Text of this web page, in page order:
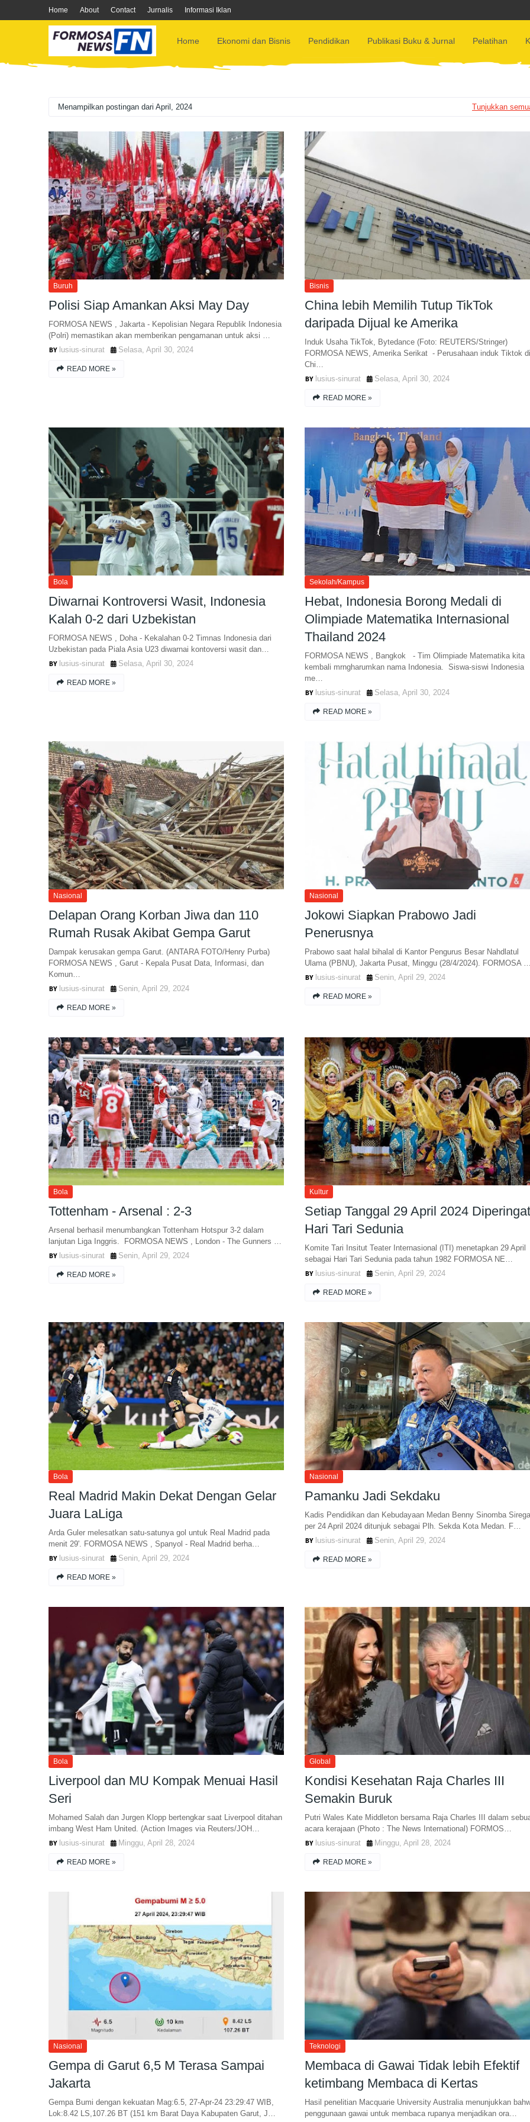
Home About Contact Jurnalis Informasi Iklan
Home Ekonomi dan Bisnis Pendidikan Publikasi Buku & Jurnal Pelatihan
Menampilkan postingan dari April, 2024 Tunjukkan
Buruh
Polisi Siap Amankan Aksi May Day
FORMOSA NEWS , Jakarta - Kepolisian Negara Republik Indonesia
(Polri) memastikan akan memberikan pengamanan untuk aksi …
lusius-sinurat
Selasa, April 30, 2024
READ MORE »
Bisnis
China lebih Memilih Tutup TikTok
daripada Dijual ke Amerika
Induk Usaha TikTok, Bytedance (Foto: REUTERS/Stringer)
FORMOSA NEWS, Amerika Serikat - Perusahaan induk Tiktok di
Chi…
lusius-sinurat
Selasa, April 30, 2024
READ MORE »
Bola
Diwarnai Kontroversi Wasit, Indonesia
Kalah 0-2 dari Uzbekistan
FORMOSA NEWS , Doha - Kekalahan 0-2 Timnas Indonesia dari
Uzbekistan pada Piala Asia U23 diwarnai kontoversi wasit dan…
lusius-sinurat
Selasa, April 30, 2024
READ MORE »
Sekolah/Kampus
Hebat, Indonesia Borong Medali di
Olimpiade Matematika Internasional
Thailand 2024
FORMOSA NEWS , Bangkok - Tim Olimpiade Matematika kita
kembali mrngharumkan nama Indonesia. Siswa-siswi Indonesia
me…
lusius-sinurat
Selasa, April 30, 2024
READ MORE »
Nasional
Delapan Orang Korban Jiwa dan 110
Rumah Rusak Akibat Gempa Garut
Dampak kerusakan gempa Garut. (ANTARA FOTO/Henry Purba)
FORMOSA NEWS , Garut - Kepala Pusat Data, Informasi, dan
Komun…
lusius-sinurat
Senin, April 29, 2024
READ MORE »
Nasional
Jokowi Siapkan Prabowo Jadi
Penerusnya
Prabowo saat halal bihalal di Kantor Pengurus Besar Nahdlatul
Ulama (PBNU), Jakarta Pusat, Minggu (28/4/2024). FORMOSA
lusius-sinurat
Senin, April 29, 2024
READ MORE »
Bola
Tottenham - Arsenal : 2-3
Arsenal berhasil menumbangkan Tottenham Hotspur 3-2 dalam
lanjutan Liga Inggris. FORMOSA NEWS , London - The Gunners …
lusius-sinurat
Senin, April 29, 2024
READ MORE »
Kultur
Setiap Tanggal 29 April 2024
Hari Tari Sedunia
Komite Tari Insitut Teater Internasional (ITI) menetapkan 29 April
sebagai Hari Tari Sedunia pada tahun 1982 FORMOSA NE…
lusius-sinurat
Senin, April 29, 2024
READ MORE »
Bola
Real Madrid Makin Dekat Dengan Gelar
Juara LaLiga
Arda Guler melesatkan satu-satunya gol untuk Real Madrid pada
menit 29'. FORMOSA NEWS , Spanyol - Real Madrid berha…
lusius-sinurat
Senin, April 29, 2024
READ MORE »
Nasional
Pamanku Jadi Sekdaku
Kadis Pendidikan dan Kebudayaan Medan Benny Sinomba
per 24 April 2024 ditunjuk sebagai Plh. Sekda Kota Medan. F…
lusius-sinurat
Senin, April 29, 2024
READ MORE »
Bola
Liverpool dan MU Kompak Menuai Hasil
Seri
Mohamed Salah dan Jurgen Klopp bertengkar saat Liverpool ditahan
imbang West Ham United. (Action Images via Reuters/JOH…
lusius-sinurat
Minggu, April 28, 2024
READ MORE »
Global
Kondisi Kesehatan Raja Charles III
Semakin Buruk
Putri Wales Kate Middleton bersama Raja Charles III dalam
acara kerajaan (Photo : The News International) FORMOS…
lusius-sinurat
Minggu, April 28, 2024
READ MORE »
Nasional
Gempa di Garut 6,5 M Terasa Sampai
Jakarta
Gempa Bumi dengan kekuatan Mag:6.5, 27-Apr-24 23:29:47 WIB,
Lok:8.42 LS,107.26 BT (151 km Barat Daya Kabupaten Garut, J…
Teknologi
Membaca di Gawai Tidak lebih Efektif
ketimbang Membaca di Kertas
Hasil penelitian Macquarie University Australia menunjukkan
penggunaan gawai untuk membaca rupanya menjadikan ora…